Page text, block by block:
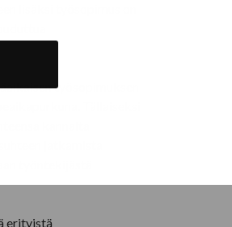
lisäksi työsopimus on
työsopimuksen
kannalta
erityistä